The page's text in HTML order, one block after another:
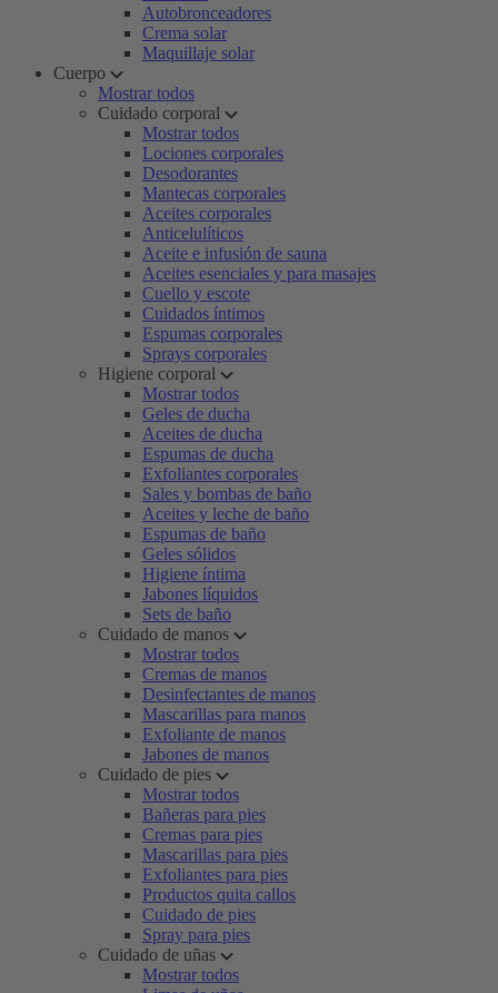
Autobronceadores
Crema solar
Maquillaje solar
Cuerpo
Mostrar todos
Cuidado corporal
Mostrar todos
Lociones corporales
Desodorantes
Mantecas corporales
Aceites corporales
Anticelulíticos
Aceite e infusión de sauna
Aceites esenciales y para masajes
Cuello y escote
Cuidados íntimos
Espumas corporales
Sprays corporales
Higiene corporal
Mostrar todos
Geles de ducha
Aceites de ducha
Espumas de ducha
Exfoliantes corporales
Sales y bombas de baño
Aceites y leche de baño
Espumas de baño
Geles sólidos
Higiene íntima
Jabones líquidos
Sets de baño
Cuidado de manos
Mostrar todos
Cremas de manos
Desinfectantes de manos
Mascarillas para manos
Exfoliante de manos
Jabones de manos
Cuidado de pies
Mostrar todos
Bañeras para pies
Cremas para pies
Mascarillas para pies
Exfoliantes para pies
Productos quita callos
Cuidado de pies
Spray para pies
Cuidado de uñas
Mostrar todos